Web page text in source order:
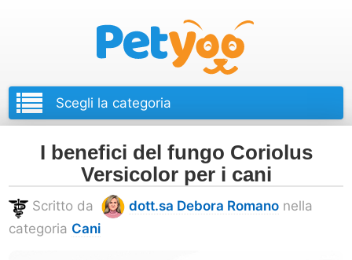
I benefici del fungo Coriolus
Versicolor per i cani
Scritto da dott.sa Debora Romano nella
categoria Cani